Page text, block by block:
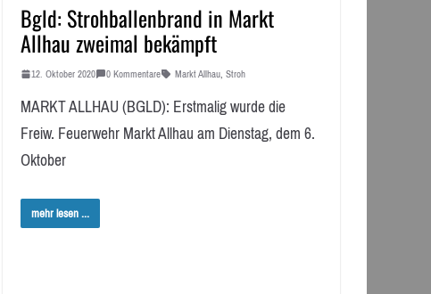
Bgld: Strohballenbrand in Markt
Allhau zweimal bekämpft
12. Oktober 2020 0 Kommentare Markt Allhau, Stroh
MARKT ALLHAU (BGLD): Erstmalig wurde die
Freiw. Feuerwehr Markt Allhau am Dienstag, dem 6.
Oktober
mehr lesen ...